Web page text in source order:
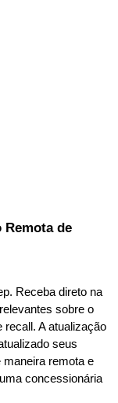
Remota de
Receba direto na
sobre o
A atualização
seus
remota e
concessionária